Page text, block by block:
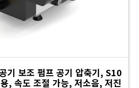
기 보조 펌프 공기 압축기, S10
, 속도 조절 가능, 저소음, 저진